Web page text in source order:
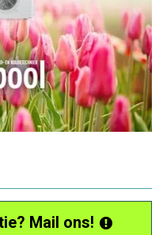
Mail ons!